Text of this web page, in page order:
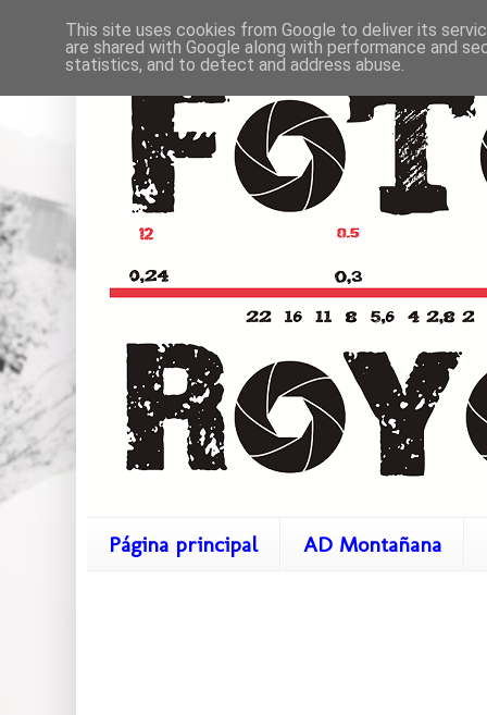
Página principal AD Montañana
This site uses cookies from Google to deliver its
are shared with Google along with performance and
statistics, and to detect and address abuse.